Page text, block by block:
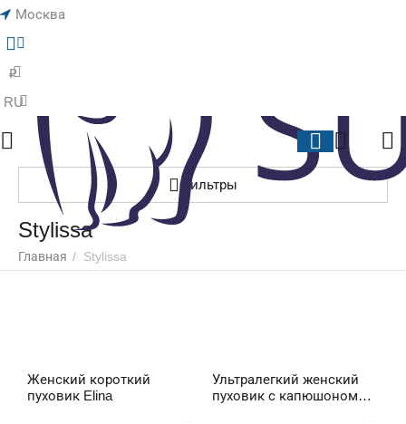
Москва
₽
RU
Фильтры
Stylissa
Главная / Stylissa
Женский короткий
пуховик Elina
Ультралегкий женский
пуховик с капюшоном